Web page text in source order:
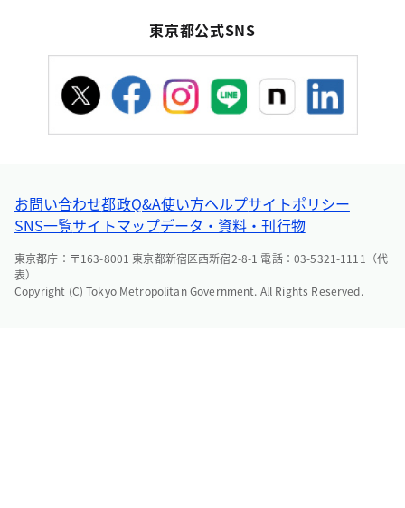
東京都公式SNS
お問い合わせ都政Q&A使い方ヘルプサイトポリシー
SNS一覧サイトマップデータ・資料・刊行物
東京都庁：〒163-8001 東京都新宿区西新宿2-8-1 電話：03-5321-1111（代
表）
Copyright (C) Tokyo Metropolitan Government. All Rights Reserved.